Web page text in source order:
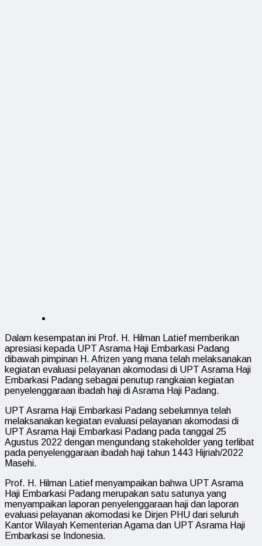
Dalam kesempatan ini Prof. H. Hilman Latief memberikan
apresiasi kepada UPT Asrama Haji Embarkasi Padang
dibawah pimpinan H. Afrizen yang mana telah melaksanakan
kegiatan evaluasi pelayanan akomodasi di UPT Asrama Haji
Embarkasi Padang sebagai penutup rangkaian kegiatan
penyelenggaraan ibadah haji di Asrama Haji Padang.
UPT Asrama Haji Embarkasi Padang sebelumnya telah
melaksanakan kegiatan evaluasi pelayanan akomodasi di
UPT Asrama Haji Embarkasi Padang pada tanggal 25
Agustus 2022 dengan mengundang stakeholder yang terlibat
pada penyelenggaraan ibadah haji tahun 1443 Hijriah/2022
Masehi.
Prof. H. Hilman Latief menyampaikan bahwa UPT Asrama
Haji Embarkasi Padang merupakan satu satunya yang
menyampaikan laporan penyelenggaraan haji dan laporan
evaluasi pelayanan akomodasi ke Dirjen PHU dari seluruh
Kantor Wilayah Kementerian Agama dan UPT Asrama Haji
Embarkasi se Indonesia.